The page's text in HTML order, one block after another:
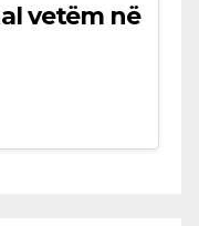
vetëm në